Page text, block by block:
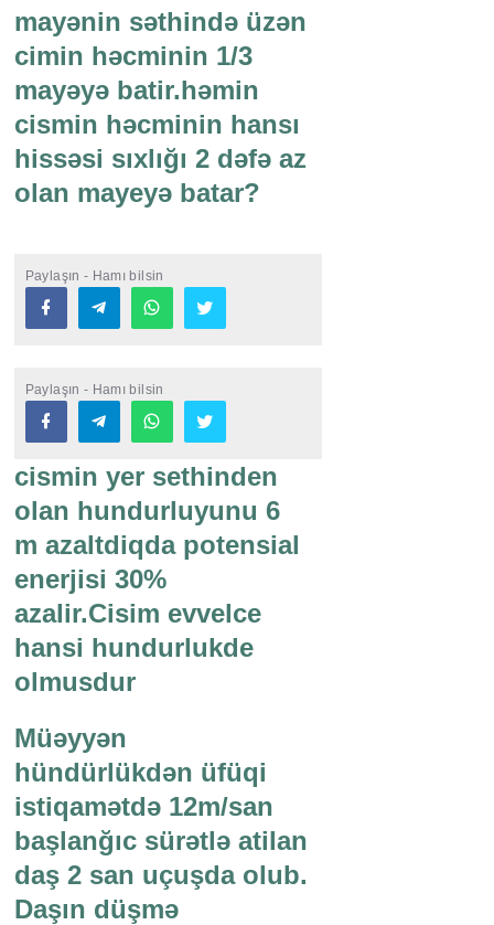
mayənin səthində üzən
cimin həcminin 1/3
mayəyə batir.həmin
cismin həcminin hansı
hissəsi sıxlığı 2 dəfə az
olan mayeyə batar?
Paylaşın - Hamı bilsin
Paylaşın - Hamı bilsin
cismin yer sethinden
olan hundurluyunu 6
m azaltdiqda potensial
enerjisi 30%
azalir.Cisim evvelce
hansi hundurlukde
olmusdur
Müəyyən
hündürlükdən üfüqi
istiqamətdə 12m/san
başlanğıc sürətlə atilan
daş 2 san uçuşda olub.
Daşın düşmə